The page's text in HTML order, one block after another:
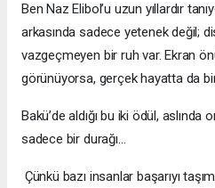
Ben Naz Elibol’u uzun yıllardır
arkasında sadece yetenek değil;
vazgeçmeyen bir ruh var. Ekran
görünüyorsa, gerçek hayatta da
Bakü’de aldığı bu iki ödül,
sadece bir durağı…
Çünkü bazı insanlar başarıyı